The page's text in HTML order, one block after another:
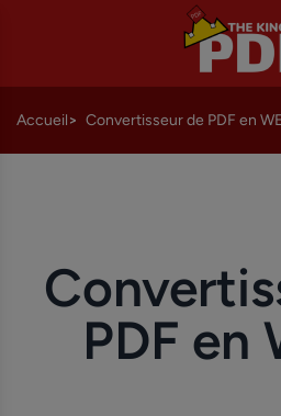
Accueil Convertisseur de PDF en
PDF en